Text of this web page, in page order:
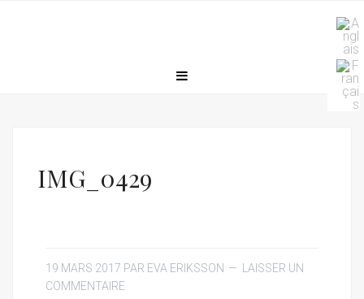
IMG_0429
19 MARS 2017 PAR EVA ERIKSSON
LAISSER UN
COMMENTAIRE